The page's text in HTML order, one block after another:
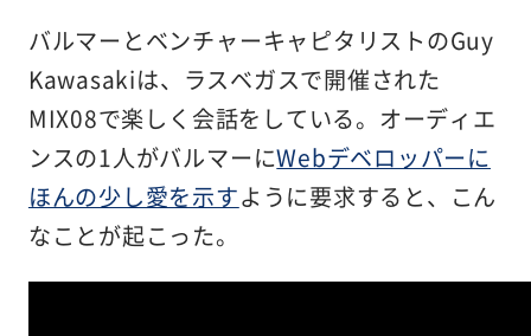
バルマーとベンチャーキャピタリストのGuy
Kawasakiは、ラスベガスで開催された
MIX08で楽しく会話をしている。オーディエ
ンスの1人がバルマーにWebデベロッパーに
ほんの少し愛を示すように要求すると、こん
なことが起こった。